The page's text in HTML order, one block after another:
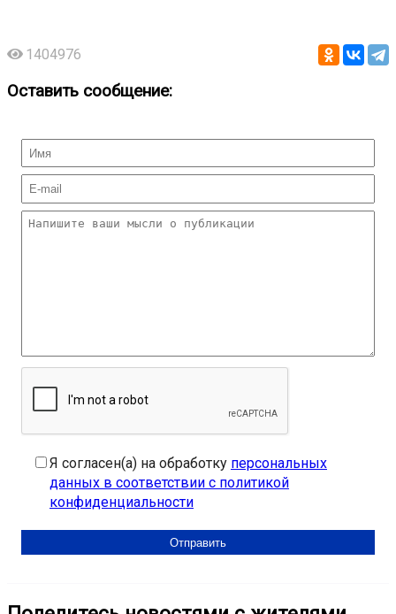
1404976
Оставить сообщение:
Я согласен(а) на обработку персональных
данных в соответствии с политикой
конфиденциальности